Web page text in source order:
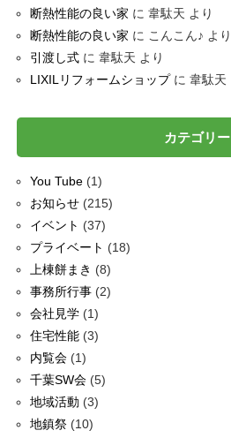
断熱性能の良い家 に 韋駄天 より
断熱性能の良い家 に こんこん♪ より
引渡し式に 韋駄天 より
LIXILリフォームショップに 韋駄天
カテゴリー
You Tube(1)
お知らせ(215)
イベント (37)
プライベート (18)
上棟餅まき (8)
事務所行事(2)
会社見学(1)
住宅性能(3)
内覧会(1)
千葉SW会(5)
地域活動 (3)
地鎮祭(10)